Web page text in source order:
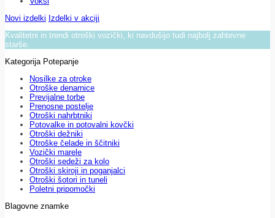
Novi izdelki Izdelki v akciji
Kvalitetni in trendi otroški vozički, ki navdušijo tudi najbolj zahtevne
starše.
Kategorija Potepanje
Nosilke za otroke
Otroške denarnice
Previjalne torbe
Prenosne postelje
Otroški nahrbtniki
Potovalke in potovalni kovčki
Otroški dežniki
Otroške čelade in ščitniki
Vozički marele
Otroški sedeži za kolo
Otroški skiroji in poganjalci
Otroški šotori in tuneli
Poletni pripomočki
Blagovne znamke